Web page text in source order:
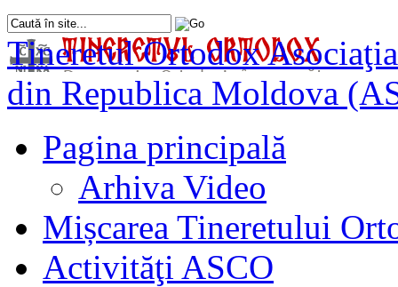
Tineretul Ortodox
din Republica Moldova
Pagina principală
Arhiva Video
Mișcarea Tineretului
Activităţi ASCO